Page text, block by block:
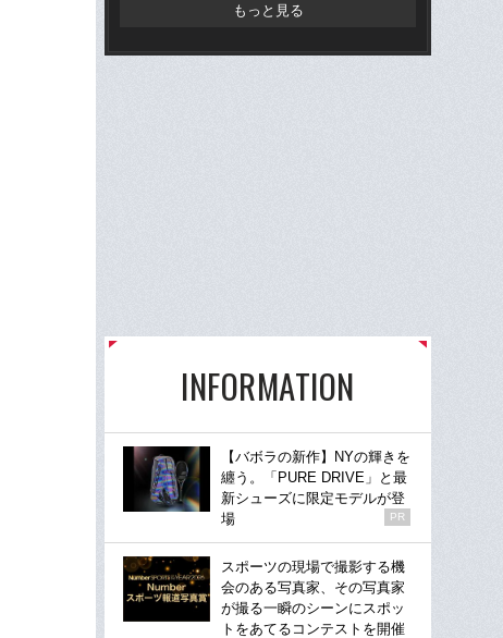
もっと見る
INFORMATION
【バボラの新作】NYの輝きを
纏う。「PURE DRIVE」と最
新シューズに限定モデルが登
場
PR
スポーツの現場で撮影する機
会のある写真家、その写真家
が撮る一瞬のシーンにスポッ
トをあてるコンテストを開催